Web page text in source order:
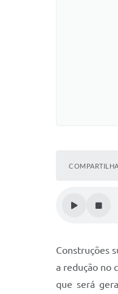
Construções
a redução no
que será